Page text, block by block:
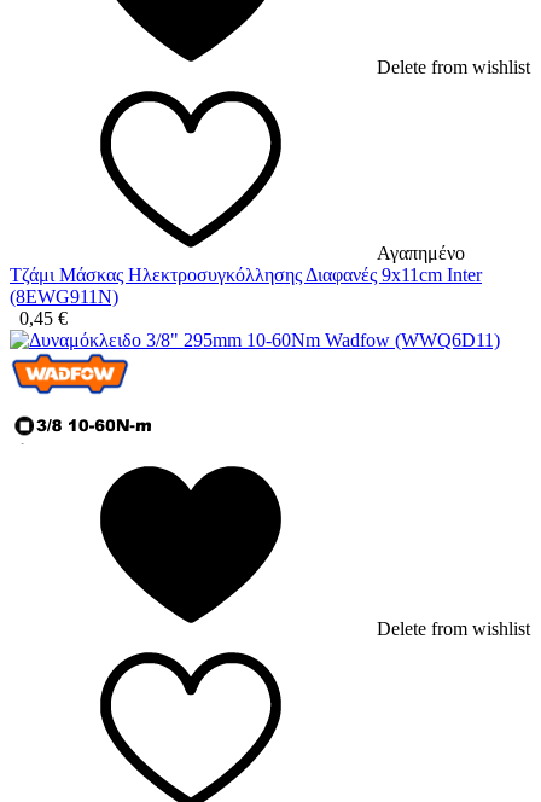
Delete from wishlist
Αγαπημένο
Τζάμι Μάσκας Ηλεκτροσυγκόλλησης Διαφανές 9x11cm Inter
(8EWG911N)
0,45 €
Delete from wishlist